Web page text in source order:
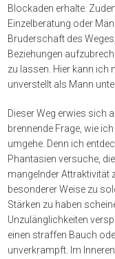
Blockaden erhalte.
Einzelberatung oder
Bruderschaft des
Beziehungen
zu lassen. Hier kann ich
unverstellt als Mann
Dieser Weg erwies sich
brennende Frage, wie
umgehe. Denn ich
Phantasien versuche,
mangelnder Attraktivität
besonderer Weise zu
Stärken zu haben
Unzulänglichkeiten
einen straffen Bauch
unverkrampft. Im